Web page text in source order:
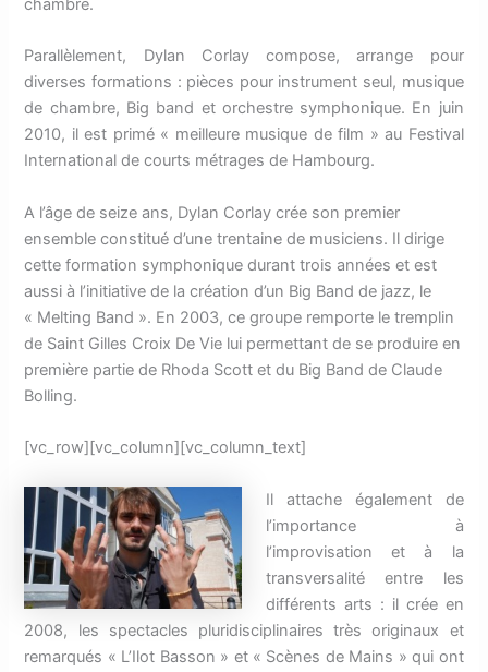
chambre.
Parallèlement, Dylan Corlay compose, arrange pour
diverses formations : pièces pour instrument seul, musique
de chambre, Big band et orchestre symphonique. En juin
2010, il est primé « meilleure musique de film » au Festival
International de courts métrages de Hambourg.
A l’âge de seize ans, Dylan Corlay crée son premier
ensemble constitué d’une trentaine de musiciens. Il dirige
cette formation symphonique durant trois années et est
aussi à l’initiative de la création d’un Big Band de jazz, le
« Melting Band ». En 2003, ce groupe remporte le tremplin
de Saint Gilles Croix De Vie lui permettant de se produire en
première partie de Rhoda Scott et du Big Band de Claude
Bolling.
[vc_row][vc_column][vc_column_text]
Il attache également de
l’importance à
l’improvisation et à la
transversalité entre les
différents arts : il crée en
2008, les spectacles pluridisciplinaires très originaux et
remarqués « L’Ilot Basson » et « Scènes de Mains » qui ont